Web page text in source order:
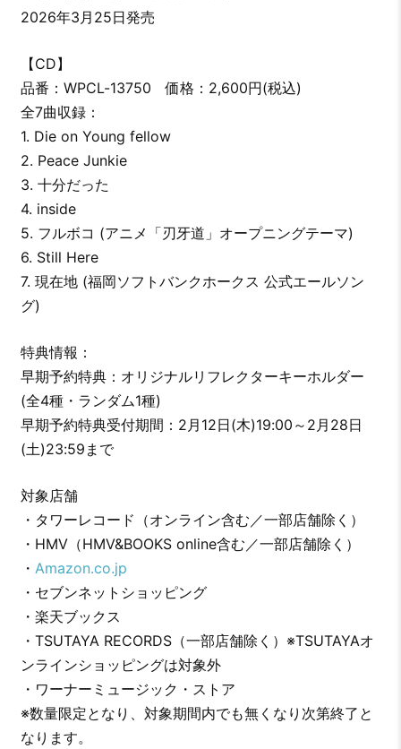
2026年3月25日発売
【CD】
品番：WPCL-13750 価格：2,600円(税込)
全7曲収録：
1. Die on Young fellow
2. Peace Junkie
3. 十分だった
4. inside
5. フルボコ (アニメ「刃牙道」オープニングテーマ)
6. Still Here
7. 現在地 (福岡ソフトバンクホークス 公式エールソン
グ)
特典情報：
早期予約特典：オリジナルリフレクターキーホルダー
(全4種・ランダム1種)
早期予約特典受付期間：2月12日(木)19:00～2月28日
(土)23:59まで
対象店舗
・タワーレコード（オンライン含む／一部店舗除く）
・HMV（HMV&BOOKS online含む／一部店舗除く）
・ Amazon.co.jp
・セブンネットショッピング
・楽天ブックス
・TSUTAYA RECORDS（一部店舗除く）※TSUTAYAオ
ンラインショッピングは対象外
・ワーナーミュージック・ストア
※数量限定となり、対象期間内でも無くなり次第終了と
なります。